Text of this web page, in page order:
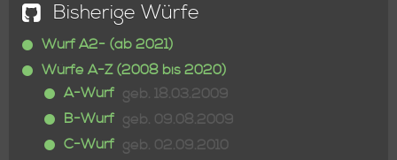
Bisherige Würfe
Wurf A2- (ab 2021)
Würfe A-Z (2008 bis 2020)
A-Wurf geb. 18.03.2009
B-Wurf geb. 09.08.2009
C-Wurf geb. 02.09.2010